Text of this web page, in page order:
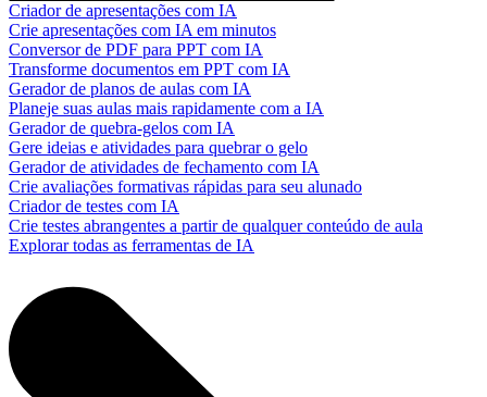
Criador de apresentações com IA
Crie apresentações com IA em minutos
Conversor de PDF para PPT com IA
Transforme documentos em PPT com IA
Gerador de planos de aulas com IA
Planeje suas aulas mais rapidamente com a IA
Gerador de quebra-gelos com IA
Gere ideias e atividades para quebrar o gelo
Gerador de atividades de fechamento com IA
Crie avaliações formativas rápidas para seu alunado
Criador de testes com IA
Crie testes abrangentes a partir de qualquer conteúdo de aula
Explorar todas as ferramentas de IA